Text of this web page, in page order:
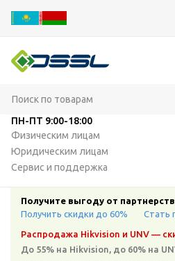
ПН-ПТ 9:00-18:00
Физическим лицам
Юридическим лицам
Сервис и поддержка
Получите выгоду от
Получить скидки до 60%
Стать
Распродажа Hikvision и UNV —
До 55% на Hikvision, до 60% на